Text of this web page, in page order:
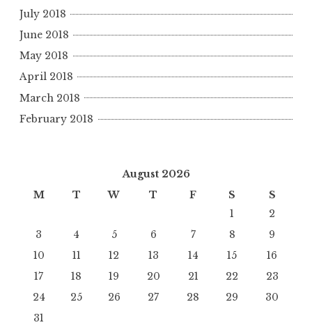
July 2018
June 2018
May 2018
April 2018
March 2018
February 2018
August 2026
M
T W T F S
S
1
2
3
4 5 6 7 8
9
10
11 12 13 14 15
16
17
18 19 20 21 22
23
24
25 26 27 28 29
30
31